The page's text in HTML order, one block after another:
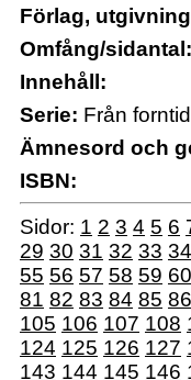
Förlag,
Omfång/sidantal:
Innehåll:
Serie: Från
Ämnesord och
ISBN:
Sidor: 1 2 3 4 5 6
29 30 31 32 33 34
55 56 57 58 59 60
81 82 83 84 85 86
105 106 107 108
124 125 126 127
143 144 145 146